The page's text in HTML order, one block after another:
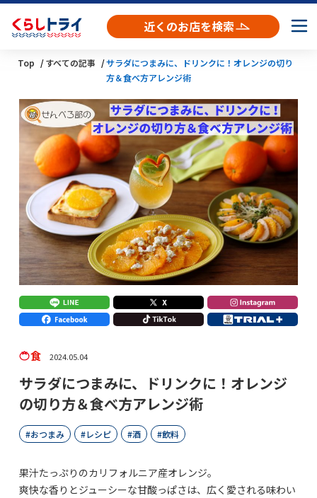
近くのお店を検索
Top すべての記事
サラダにつまみに、ドリンクに！オレンジの切り
方＆食べ方アレンジ術
食 2024.05.04
サラダにつまみに、ドリンクに！オレンジ
の切り方＆食べ方アレンジ術
おつまみ レシピ 酒 飲料
果汁たっぷりのカリフォルニア産オレンジ。
爽快な香りとジューシーな甘酸っぱさは、広く愛される味わい